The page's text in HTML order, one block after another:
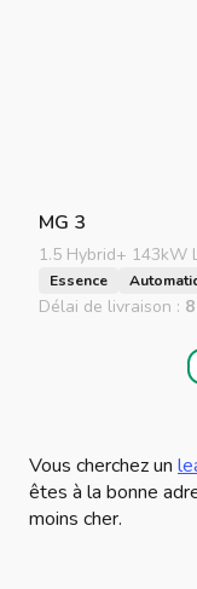
MG 3
1.5 Hybrid+ 143kW
Essence
Délai de livraison :
Vous cherchez un
êtes à la bonne
moins cher.